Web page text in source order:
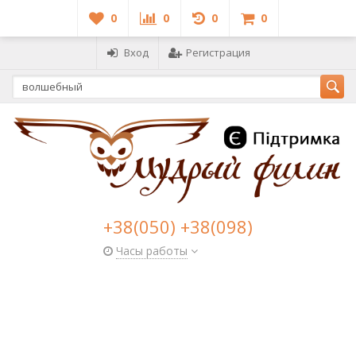
0 0 0 0
Вход Регистрация
+38(050) +38(098)
Часы работы